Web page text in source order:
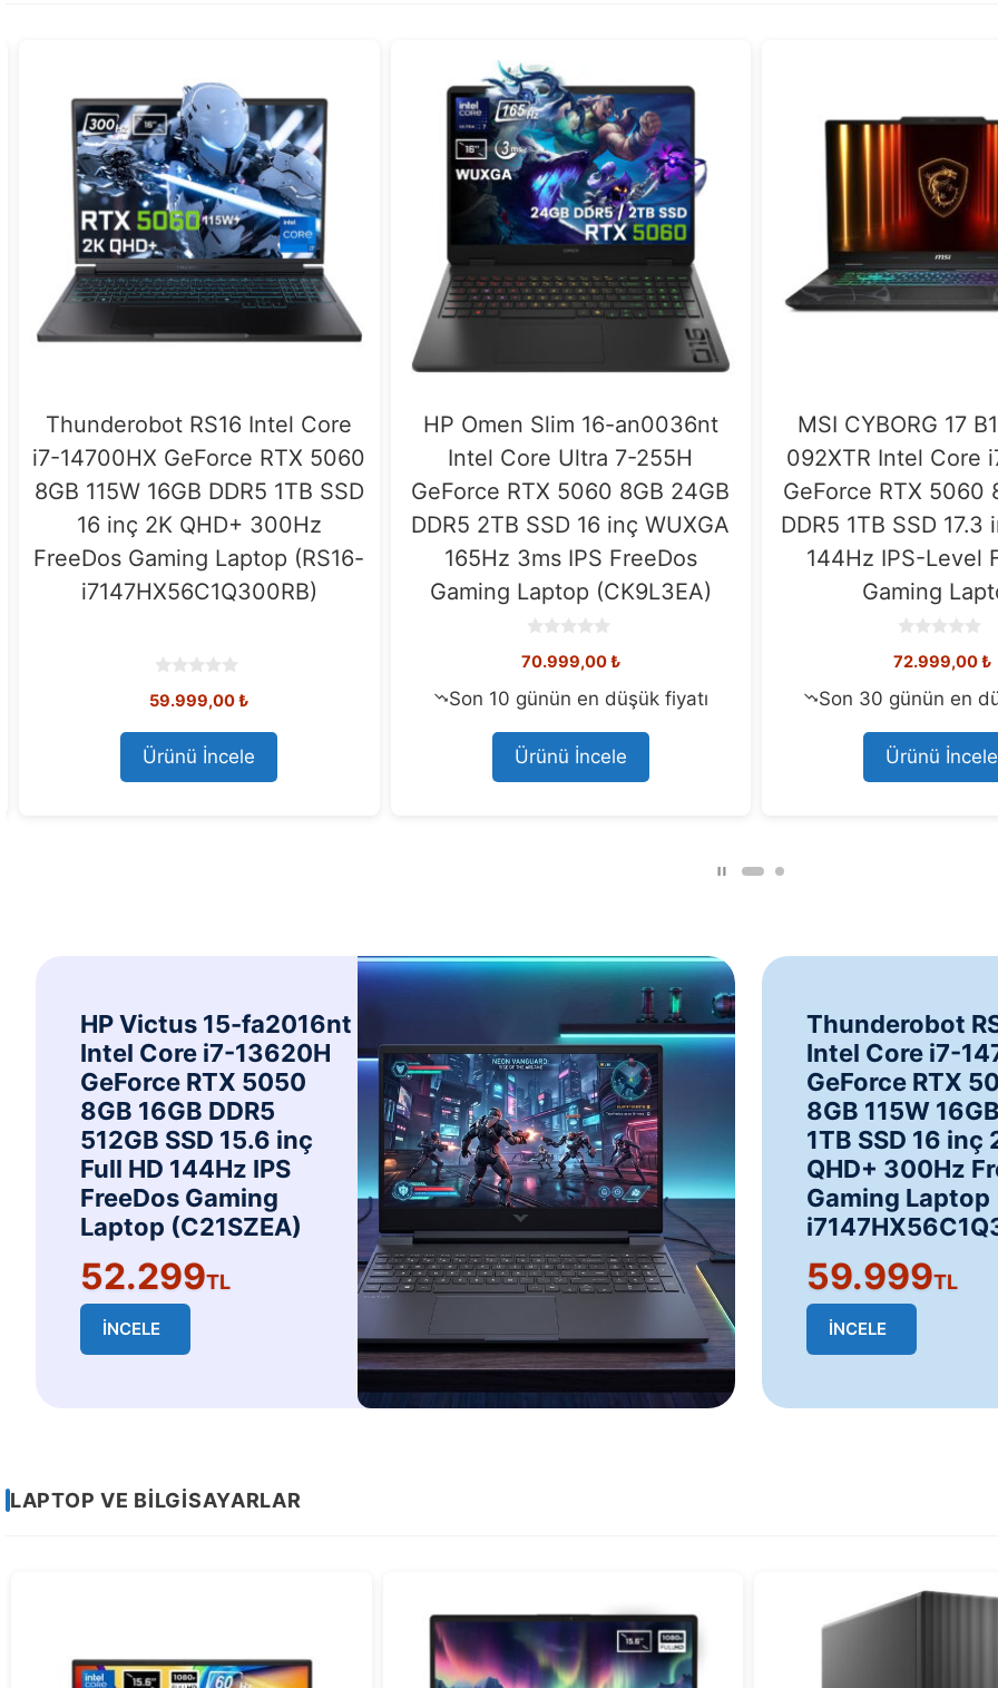
Thunderobot RS16 Intel Core
i7-14700HX GeForce RTX 5060
8GB 115W 16GB DDR5 1TB SSD
16 inç 2K QHD+ 300Hz
FreeDos Gaming Laptop (RS16-
i7147HX56C1Q300RB)
o
t
o
f
5
59.999,00₺
Ürünü İncele
HP Omen Slim 16-an0036nt
Intel Core Ultra 7-255H
GeForce RTX 5060 8GB 24GB
DDR5 2TB SSD 16 inç WUXGA
165Hz 3ms IPS FreeDos
Gaming Laptop (CK9L3EA)
o
t
o
5
70.999,00₺
Son 10 günün en düşük fiyatı
Ürünü İncele
MSI CYBORG 17
092XTR Intel Core
GeForce RTX 5060
DDR5 1TB SSD 17.3
144Hz IPS-Level
Gaming
o
t
o
72.999,00₺
Son 30 günün en
Ürünü İncele
HP Victus 15-fa2016nt
Intel Core i7-13620H
GeForce RTX 5050
8GB 16GB DDR5
512GB SSD 15.6 inç
Full HD 144Hz IPS
FreeDos Gaming
Laptop (C21SZEA)
52.299TL
İNCELE
Thunderobot
Intel Core i7-
GeForce RTX
8GB 115W
1TB SSD 16 inç
QHD+ 300Hz
Gaming Laptop
59.999TL
İNCELE
Sayfa
2
LAPTOP VE BİLGİSAYARLAR